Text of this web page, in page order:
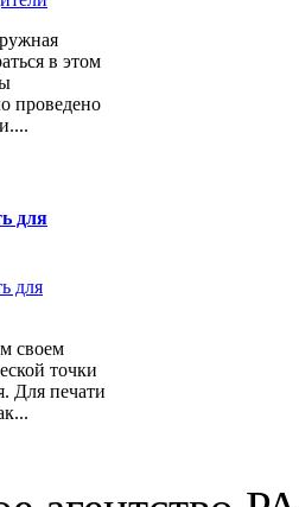
в этом
проведено
для
своем
точки
Для печати